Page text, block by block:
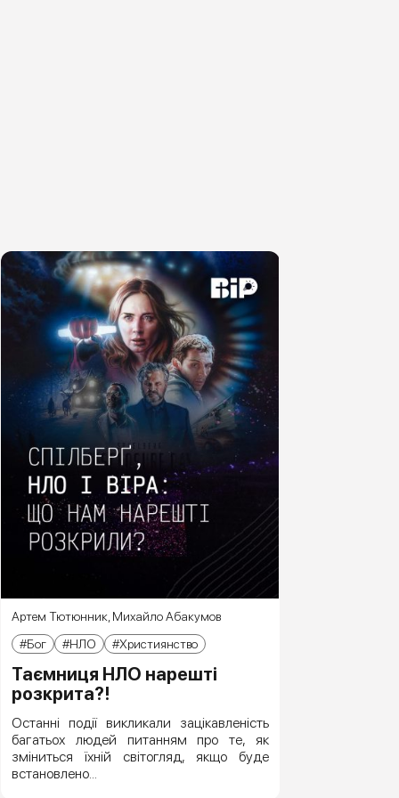
Артем Тютюнник Михайло Абакумов
Бог
НЛО Християнство
Таємниця НЛО нарешті
розкрита?!
Останні події викликали зацікавленість
багатьох людей питанням про те, як
зміниться їхній світогляд, якщо буде
встановлено...